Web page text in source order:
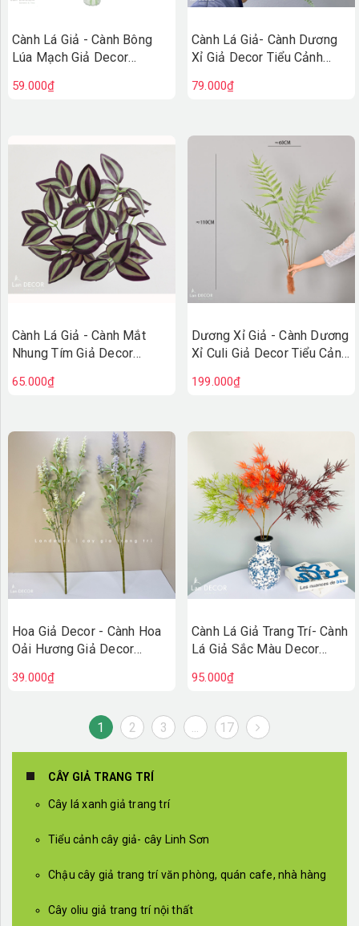
Cành Lá Giả - Cành Bông
Lúa Mạch Giả Decor
59.000₫
Cành Lá Giả- Cành Dương
Xỉ Giả Decor Tiểu Cảnh
79.000₫
Cành Lá Giả - Cành Mắt
Nhung Tím Giả Decor
65.000₫
Dương Xỉ Giả - Cành Dương
Xỉ Culi Giả Decor Tiểu Cảnh
199.000₫
Hoa Giả Decor - Cành Hoa
Oải Hương Giả Decor
39.000₫
Cành Lá Giả Trang Trí- Cành
Lá Giả Sắc Màu Decor
(70cm)-HC1496
95.000₫
1 2 3 ... 17
CÂY GIẢ TRANG TRÍ
Cây lá xanh giả trang trí
Tiểu cảnh cây giả- cây Linh Sơn
Chậu cây giả trang trí văn phòng, quán cafe, nhà hàng
Cây oliu giả trang trí nội thất